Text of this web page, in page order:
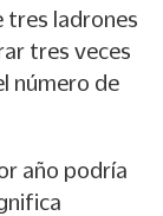
tres ladrones
tres veces
número de
año podría